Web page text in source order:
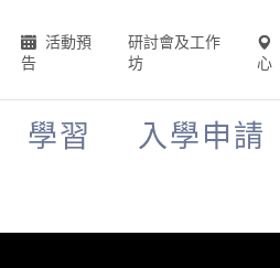
活動預
告
研討會及工作
坊
心
學習 入學申請